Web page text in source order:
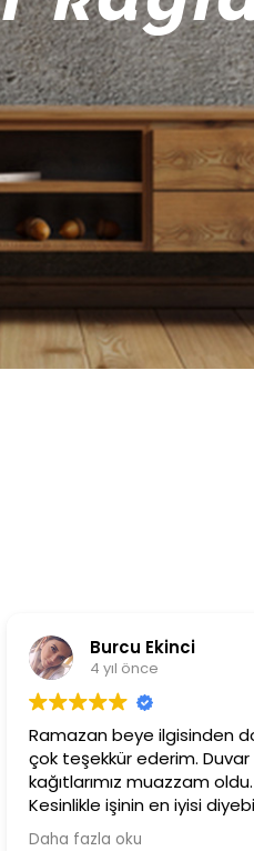
Burcu Ekinci
4 yıl önce
Ramazan beye ilgisinden
çok teşekkür ederim. Duvar
kağıtlarımız muazzam oldu.
Kesinlikle işinin en iyisi
Şiddetle tavsiye ediyorum.
Daha fazla oku